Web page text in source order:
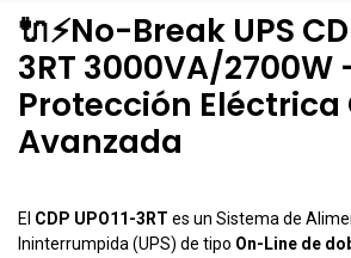
🔌⚡No-Break UPS
3RT 3000VA/2700W
Protección
Avanzada
El CDP UPO11-3RT es un Sistema de
Ininterrumpida (UPS) de tipo On-Line de